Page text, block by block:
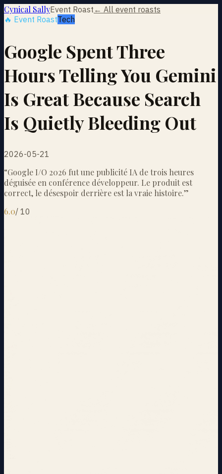
Cynical SallyEvent Roast ← All event roasts
🔥 Event RoastTech
Google Spent Three
Hours Telling You Gemini
Is Great Because Search
Is Quietly Bleeding Out
2026-05-21
“Google I/O 2026 fut une publicité IA de trois heures
déguisée en conférence développeur. Le produit est
correct, le désespoir derrière est la vraie histoire.”
6.0/ 10